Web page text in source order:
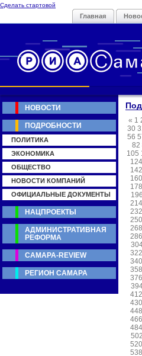
Сделать стартовой
Главная
« 1
30
56
82
105
124
142
160
178
196
214
232
250
268
286
322
340
358
376
412
430
448
466
484
502
520
538
НОВОСТИ
ПОДРОБНОСТИ
ПОЛИТИКА
ЭКОНОМИКА
ОБЩЕСТВО
НОВОСТИ КОМПАНИЙ
ОФИЦИАЛЬНЫЕ ДОКУМЕНТЫ
НАЦПРОЕКТЫ
АДМИНИСТРАТИВНАЯ
РЕФОРМА
САМАРА-REVIEW
РЕГИОН САМАРА